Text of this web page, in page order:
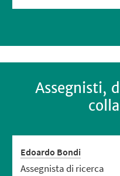
Assegnisti,
Edoardo Bondi
Assegnista di ricerca